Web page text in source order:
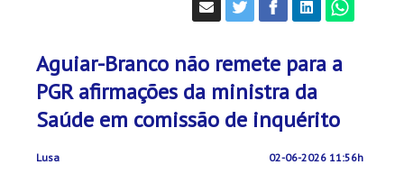
Aguiar-Branco não remete para a
PGR afirmações da ministra da
Saúde em comissão de inquérito
Lusa 02-06-2026 11:56h